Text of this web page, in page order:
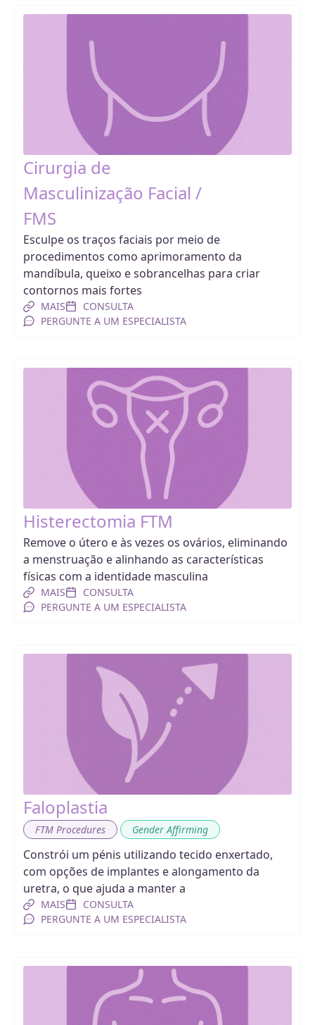
Cirurgia de
Masculinização Facial /
FMS
Esculpe os traços faciais por meio de
procedimentos como aprimoramento da
mandíbula, queixo e sobrancelhas para criar
contornos mais fortes
MAIS
CONSULTA
PERGUNTE A UM ESPECIALISTA
Histerectomia FTM
Remove o útero e às vezes os ovários, eliminando
a menstruação e alinhando as características
físicas com a identidade masculina
MAIS
CONSULTA
PERGUNTE A UM ESPECIALISTA
Faloplastia
FTM Procedures Gender Affirming
Constrói um pénis utilizando tecido enxertado,
com opções de implantes e alongamento da
uretra, o que ajuda a manter a
MAIS
CONSULTA
PERGUNTE A UM ESPECIALISTA